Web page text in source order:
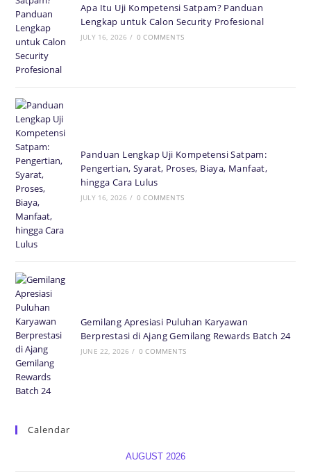
Apa Itu Uji Kompetensi Satpam? Panduan
Lengkap untuk Calon Security Profesional
JULY 16, 2026 / 0 COMMENTS
Panduan Lengkap Uji Kompetensi Satpam:
Pengertian, Syarat, Proses, Biaya, Manfaat,
hingga Cara Lulus
JULY 16, 2026 / 0 COMMENTS
Gemilang Apresiasi Puluhan Karyawan
Berprestasi di Ajang Gemilang Rewards Batch 24
JUNE 22, 2026 / 0 COMMENTS
Calendar
AUGUST 2026